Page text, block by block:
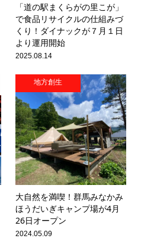
「道の駅まくらがの里こが」
で食品リサイクルの仕組みづ
くり！ダイナックが７月１日
より運用開始
2025.08.14
地方創生
大自然を満喫！群馬みなかみ
ほうだいぎキャンプ場が4月
26日オープン
2024.05.09